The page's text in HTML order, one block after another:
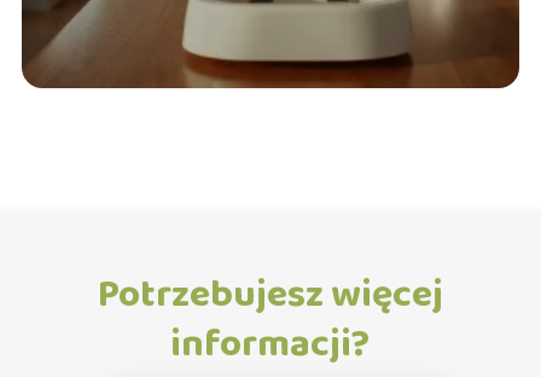
Potrzebujesz więcej
informacji?